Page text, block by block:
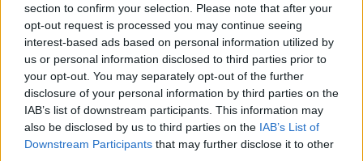
section to confirm your selection. Please note that after your
opt-out request is processed you may continue seeing
interest-based ads based on personal information utilized by
us or personal information disclosed to third parties prior to
your opt-out. You may separately opt-out of the further
disclosure of your personal information by third parties on the
IAB’s list of downstream participants. This information may
also be disclosed by us to third parties on the IAB’s List of
Downstream Participants that may further disclose it to other
Monaco, Sallys Café, Westernbrauerei – der
Europa-Park 2026 macht vieles neu
Juni 2026